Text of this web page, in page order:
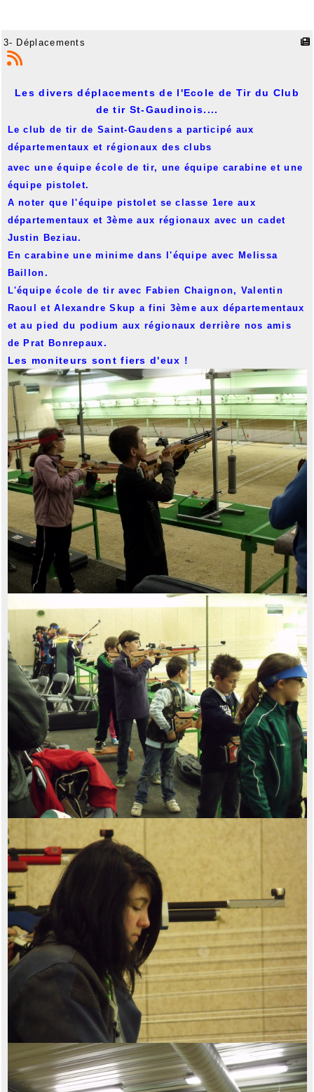
3- Déplacements
Les divers déplacements de l'Ecole de Tir du Club
de tir St-Gaudinois....
Le club de tir de Saint-Gaudens a participé aux
départementaux et régionaux des clubs
avec une équipe école de tir, une équipe carabine et une
équipe pistolet.
A noter que l'équipe pistolet se classe 1ere aux
départementaux et 3ème aux régionaux avec un cadet
Justin Beziau.
En carabine une minime dans l'équipe avec Melissa
Baillon.
L'équipe école de tir avec Fabien Chaignon, Valentin
Raoul et Alexandre Skup a fini 3ème aux départementaux
et au pied du podium aux régionaux derrière nos amis
de Prat Bonrepaux .
Les moniteurs sont fiers d'eux !